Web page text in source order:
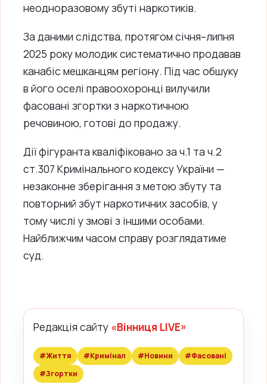
неодноразовому збуті наркотиків.
За даними слідства, протягом січня–липня
2025 року молодик систематично продавав
канабіс мешканцям регіону. Під час обшуку
в його оселі правоохоронці вилучили
фасовані згортки з наркотичною
речовиною, готові до продажу.
Дії фігуранта кваліфіковано за ч.1 та ч.2
ст.307 Кримінального кодексу України —
незаконне зберігання з метою збуту та
повторний збут наркотичних засобів, у
тому числі у змові з іншими особами.
Найближчим часом справу розглядатиме
суд.
Редакція сайту «Вінниця LIVE»
#Життя #Кримінал #Новини
#Фасовані
#Згортки